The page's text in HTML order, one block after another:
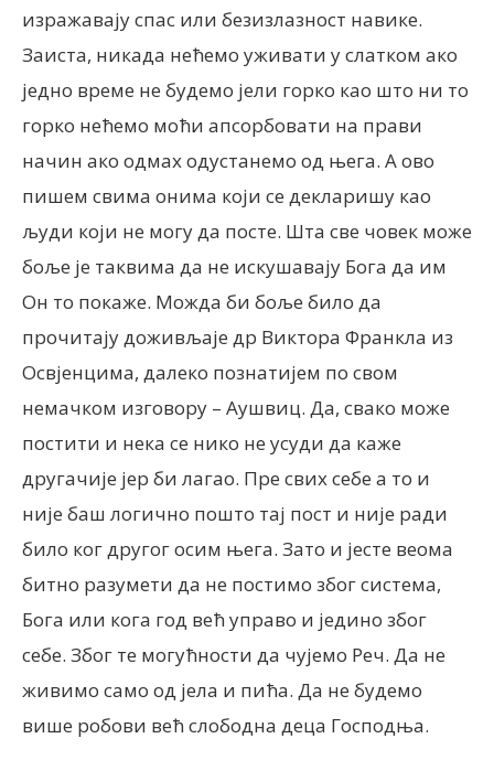
изражавају спас или безизлазност навике.
Заиста, никада нећемо уживати у слатком ако
једно време не будемо јели горко као што ни то
горко нећемо моћи апсорбовати на прави
начин ако одмах одустанемо од њега. А ово
пишем свима онима који се декларишу као
људи који не могу да посте. Шта све човек може
боље је таквима да не искушавају Бога да им
Он то покаже. Можда би боље било да
прочитају доживљаје др Виктора Франкла из
Освјенцима, далеко познатијем по свом
немачком изговору – Аушвиц. Да, свако може
постити и нека се нико не усуди да каже
другачије јер би лагао. Пре свих себе а то и
није баш логично пошто тај пост и није ради
било ког другог осим њега. Зато и јесте веома
битно разумети да не постимо због система,
Бога или кога год већ управо и једино због
себе. Због те могућности да чујемо Реч. Да не
живимо само од јела и пића. Да не будемо
више робови већ слободна деца Господња.